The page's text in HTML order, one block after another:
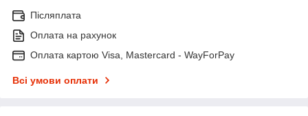
Післяплата
Оплата на рахунок
Оплата картою Visa, Mastercard - WayForPay
Всі умови оплати